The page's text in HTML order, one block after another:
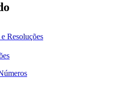
Resoluções